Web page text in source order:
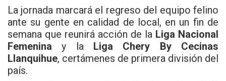
La jornada marcará el regreso del equipo felino
ante su gente en calidad de local, en un fin de
semana que reunirá acción de la Liga Nacional
Femenina y la Liga Chery By Cecinas
Llanquihue, certámenes de primera división del
país.